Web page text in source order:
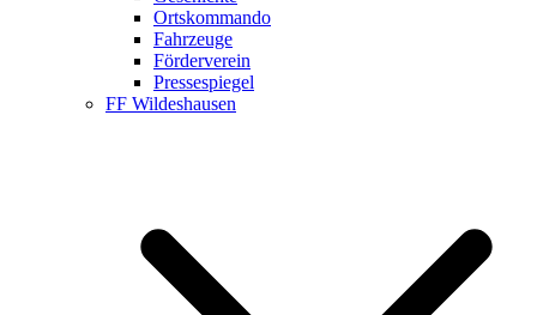
Ortskommando
Fahrzeuge
Förderverein
Pressespiegel
FF Wildeshausen